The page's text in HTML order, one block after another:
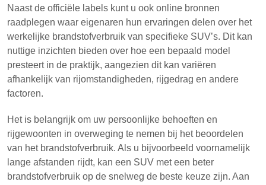
Naast de officiële labels kunt u ook online bronnen
raadplegen waar eigenaren hun ervaringen delen over het
werkelijke brandstofverbruik van specifieke SUV’s. Dit kan
nuttige inzichten bieden over hoe een bepaald model
presteert in de praktijk, aangezien dit kan variëren
afhankelijk van rijomstandigheden, rijgedrag en andere
factoren.
Het is belangrijk om uw persoonlijke behoeften en
rijgewoonten in overweging te nemen bij het beoordelen
van het brandstofverbruik. Als u bijvoorbeeld voornamelijk
lange afstanden rijdt, kan een SUV met een beter
brandstofverbruik op de snelweg de beste keuze zijn. Aan